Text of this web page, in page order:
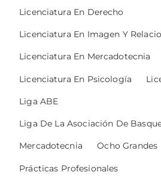
Licenciatura En Derecho
Licenciatura En Imagen Y
Licenciatura En Mercadotecnia
Licenciatura En Psicología
Liga ABE
Liga De La Asociación De
Mercadotecnia Ocho Grandes
Prácticas Profesionales